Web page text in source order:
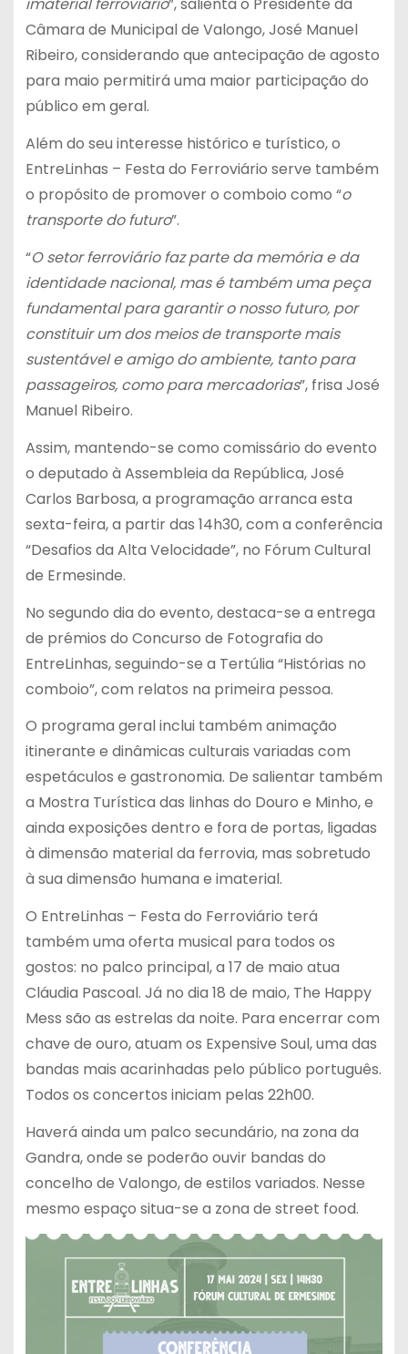
imaterial ferroviário”, salienta o Presidente da
Câmara de Municipal de Valongo, José Manuel
Ribeiro, considerando que antecipação de agosto
para maio permitirá uma maior participação do
público em geral.
Além do seu interesse histórico e turístico, o
EntreLinhas – Festa do Ferroviário serve também
o propósito de promover o comboio como “o
transporte do futuro”.
“O setor ferroviário faz parte da memória e da
identidade nacional, mas é também uma peça
fundamental para garantir o nosso futuro, por
constituir um dos meios de transporte mais
sustentável e amigo do ambiente, tanto para
passageiros, como para mercadorias”, frisa José
Manuel Ribeiro.
Assim, mantendo-se como comissário do evento
o deputado à Assembleia da República, José
Carlos Barbosa, a programação arranca esta
sexta-feira, a partir das 14h30, com a conferência
“Desafios da Alta Velocidade”, no Fórum Cultural
de Ermesinde.
No segundo dia do evento, destaca-se a entrega
de prémios do Concurso de Fotografia do
EntreLinhas, seguindo-se a Tertúlia “Histórias no
comboio”, com relatos na primeira pessoa.
O programa geral inclui também animação
itinerante e dinâmicas culturais variadas com
espetáculos e gastronomia. De salientar também
a Mostra Turística das linhas do Douro e Minho, e
ainda exposições dentro e fora de portas, ligadas
à dimensão material da ferrovia, mas sobretudo
à sua dimensão humana e imaterial.
O EntreLinhas – Festa do Ferroviário terá
também uma oferta musical para todos os
gostos: no palco principal, a 17 de maio atua
Cláudia Pascoal. Já no dia 18 de maio, The Happy
Mess são as estrelas da noite. Para encerrar com
chave de ouro, atuam os Expensive Soul, uma das
bandas mais acarinhadas pelo público português.
Todos os concertos iniciam pelas 22h00.
Haverá ainda um palco secundário, na zona da
Gandra, onde se poderão ouvir bandas do
concelho de Valongo, de estilos variados. Nesse
mesmo espaço situa-se a zona de street food.